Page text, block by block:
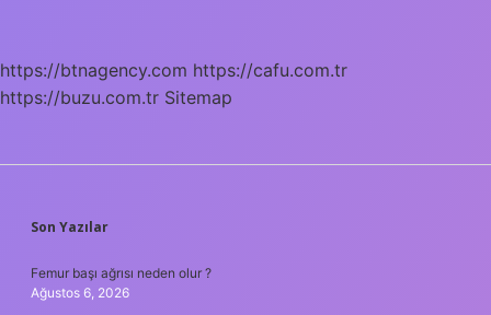
https://btnagency.com https://cafu.com.tr
https://buzu.com.tr Sitemap
SIDEBAR
Son Yazılar
Femur başı ağrısı neden olur ?
Ağustos 6, 2026